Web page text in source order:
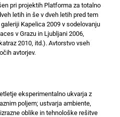
pri projektih Platforma za totalno
letih in še v dveh letih pred tem
Kapelica 2009 v sodelovanju
v Grazu in Ljubljani 2006,
2010, itd.). Avtorstvo vseh
avtorjev.
eksperimentalno ukvarja z
poljem; ustvarja ambiente,
oblike in tehnološke rešitve